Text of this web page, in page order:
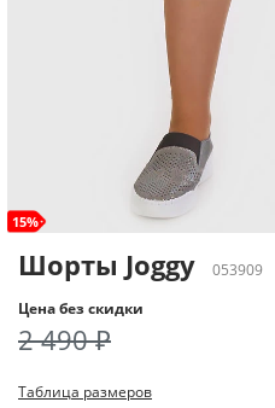
15%
Шорты Joggy
053909
Цена без скидки
2 490 ₽
Таблица размеров